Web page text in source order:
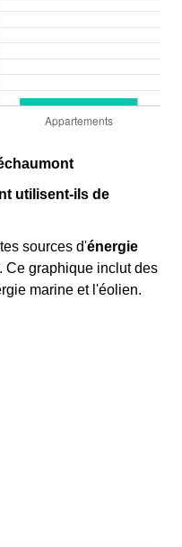
utilisent-ils de
sources d'énergie
. Ce graphique inclut des
marine et l'éolien.